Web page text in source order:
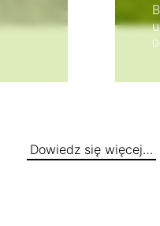
Dowiedz się więcej…